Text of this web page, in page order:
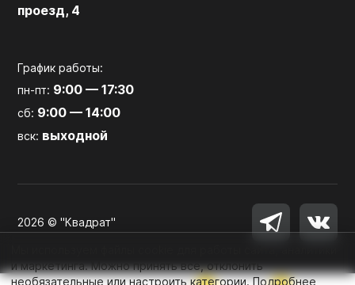
проезд, 4
График работы:
пн-пт: 9:00 — 17:30
сб: 9:00 — 14:00
вск: выходной
2026 © "Квадрат"
и маркетинга. Можно принять все, отклонить
необязательные или настроить категории.Подробнее